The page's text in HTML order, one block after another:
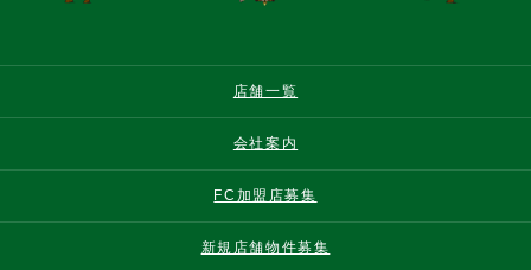
店舗一覧
会社案内
FC加盟店募集
新規店舗物件募集